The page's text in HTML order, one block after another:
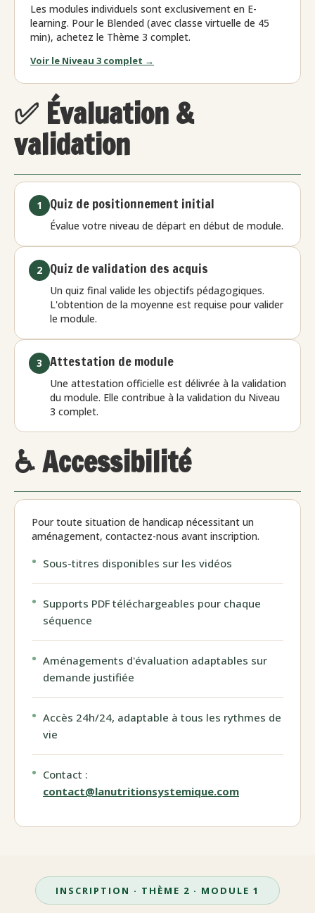
Les modules individuels sont exclusivement en E-
learning. Pour le Blended (avec classe virtuelle de 45
min), achetez le Thème 3 complet.
Voir le Niveau 3 complet →
✅ Évaluation &
validation
1 Quiz de positionnement initial
Évalue votre niveau de départ en début de module.
2 Quiz de validation des acquis
Un quiz final valide les objectifs pédagogiques.
L'obtention de la moyenne est requise pour valider
le module.
3 Attestation de module
Une attestation officielle est délivrée à la validation
du module. Elle contribue à la validation du Niveau
3 complet.
♿ Accessibilité
Pour toute situation de handicap nécessitant un
aménagement, contactez-nous avant inscription.
Sous-titres disponibles sur les vidéos
Supports PDF téléchargeables pour chaque
séquence
Aménagements d'évaluation adaptables sur
demande justifiée
Accès 24h/24, adaptable à tous les rythmes de
vie
Contact :
contact@lanutritionsystemique.com
INSCRIPTION · THÈME 2 · MODULE 1